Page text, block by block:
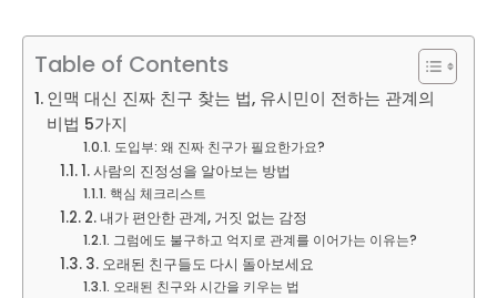
Table of Contents
인맥 대신 진짜 친구 찾는 법, 유시민이 전하는 관계의
비법 5가지
도입부: 왜 진짜 친구가 필요한가요?
1. 사람의 진정성을 알아보는 방법
핵심 체크리스트
2. 내가 편안한 관계, 거짓 없는 감정
그럼에도 불구하고 억지로 관계를 이어가는 이유는?
3. 오래된 친구들도 다시 돌아보세요
오래된 친구와 시간을 키우는 법